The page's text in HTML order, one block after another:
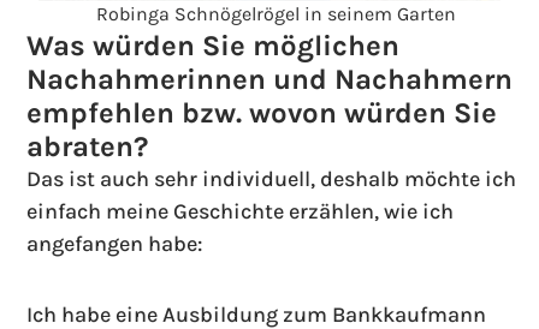
Robinga Schnögelrögel in seinem Garten
Was würden Sie möglichen
Nachahmerinnen und Nachahmern
empfehlen bzw. wovon würden Sie
abraten?
Das ist auch sehr individuell, deshalb möchte ich
einfach meine Geschichte erzählen, wie ich
angefangen habe:
Ich habe eine Ausbildung zum Bankkaufmann